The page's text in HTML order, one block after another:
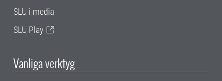
SLU i media
SLU Play
Vanliga verktyg